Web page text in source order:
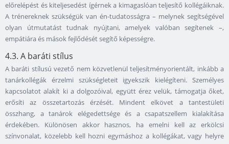
előrelépést és kiteljesedést ígérnek a kimagaslóan teljesítő kollégáiknak.
A trénereknek szükségük van én-tudatosságra – melynek segítségével
olyan útmutatást tudnak nyújtani, amelyek valóban segítenek –,
empátiára és mások fejlődését segítő képességre.
4.3. A baráti stílus
A baráti stílusú vezető nem közvetlenül teljesítményorientált, inkább a
tanárkollégák érzelmi szükségleteit igyekszik kielégíteni. Személyes
kapcsolatot alakít ki a dolgozóival, együtt érez velük, támogatja őket,
erősíti az összetartozás érzését. Mindent elkövet a tantestületi
összhang, a tanárok elégedettsége és a csapatszellem kialakítása
érdekében. Különösen akkor hasznos, ha emelni kell az erkölcsi
színvonalat, közelebb kell hozni egymáshoz a kollégákat, vagy helyre